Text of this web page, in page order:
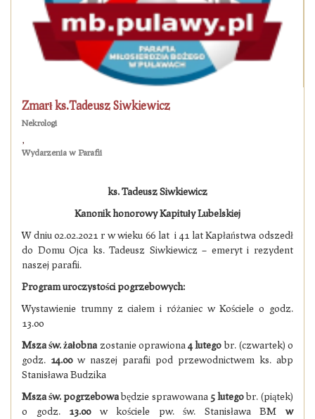
Zmarł ks.Tadeusz Siwkiewicz
Nekrologi
,
Wydarzenia w Parafii
ks. Tadeusz Siwkiewicz
Kanonik honorowy Kapituły Lubelskiej
W dniu 02.02.2021 r w wieku 66 lat i 41 lat Kapłaństwa odszedł
do Domu Ojca ks. Tadeusz Siwkiewicz – emeryt i rezydent
naszej parafii.
Program uroczystości pogrzebowych:
Wystawienie trumny z ciałem i różaniec w Kościele o godz.
13.00
Msza św. żałobna zostanie oprawiona4 lutegobr. (czwartek) o
godz. 14.00w naszej parafii pod przewodnictwem ks. abp
Stanisława Budzika
Msza św. pogrzebowabędzie sprawowana 5 lutegobr. (piątek)
o godz. 13.00w kościele pw. św. Stanisława BMw